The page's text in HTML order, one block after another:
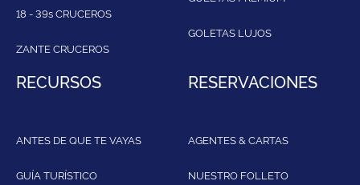
18 - 39s CRUCEROS
ZANTE CRUCEROS
GOLETAS LUJOS
RECURSOS
ANTES DE QUE TE VAYAS
GUÍA TURÍSTICO
RESERVACIONES
AGENTES & CARTAS
NUESTRO FOLLETO